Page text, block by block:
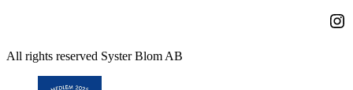
All rights reserved Syster Blom AB